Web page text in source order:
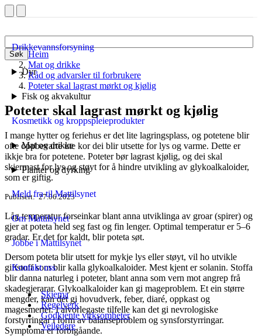
Søk
Drikkevannsforsyning
Dyr
Fisk og akvakultur
Kosmetikk og kroppspleieprodukter
Mat og drikke
Planter og dyrking
Meld fra til Mattilsynet
Om Mattilsynet
Jobbe i Mattilsynet
Kontakt oss
Skjema
Regelverk
Godkjente virksomheter
Veiledere
Heim
Mat og drikke
Råd og advarsler til forbrukere
Poteter skal lagrast mørkt og kjølig
Poteter skal lagrast mørkt og kjølig
I mange hytter og feriehus er det lite lagringsplass, og potetene blir
ofte oppbevarte ute kor dei blir utsette for lys og varme. Dette er
ikkje bra for potetene. Poteter bør lagrast kjølig, og dei skal
skjermast for lys og støyt for å hindre utvikling av glykoalkaloider,
som er giftig.
Publisert 27.06.2023
Låg temperatur forseinkar blant anna utviklinga av groar (spirer) og
gjer at poteta held seg fast og fin lenger. Optimal temperatur er 5–6
gradar. Er det for kaldt, blir poteta søt.
Dersom poteta blir utsett for mykje lys eller støyt, vil ho utvikle
giftstoff som blir kalla glykoalkaloider. Mest kjent er solanin. Stoffa
blir danna naturleg i poteter, blant anna som vern mot angrep frå
skadegjerarar. Glykoalkaloider kan gi mageproblem. Et ein større
mengder, kan det gi hovudverk, feber, diaré, oppkast og
magesmerter. I alvorlegaste tilfelle kan det gi nevrologiske
forstyrringar i form av balanseproblem og synsforstyrringar.
Symptoma er forbigåande.